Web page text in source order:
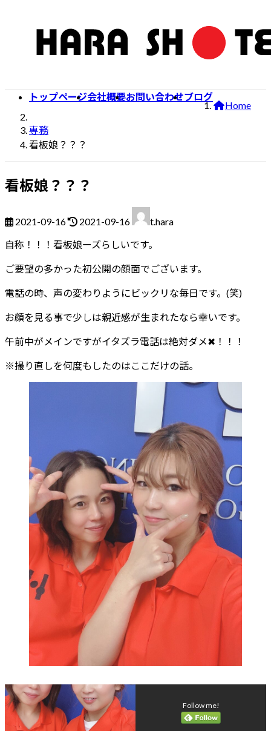
トップページ会社概要お問い合わせブログ
Home
専務
看板娘？？？
看板娘？？？
2021-09-16 2021-09-16
t.hara
自称！！！看板娘ーズらしいです。
ご要望の多かった初公開の顔面でございます。
電話の時、声の変わりようにビックリな毎日です。(笑)
お顔を見る事で少しは親近感が生まれたなら幸いです。
午前中がメインですがイタズラ電話は絶対ダメ✖！！！
※撮り直しを何度もしたのはここだけの話。
Follow me!